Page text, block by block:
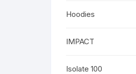
Hoodies
IMPACT
Isolate 100